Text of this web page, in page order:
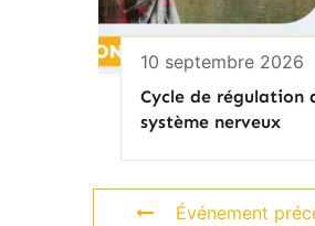
10 septembre 2026
Cycle de régulation
système nerveux
Événement